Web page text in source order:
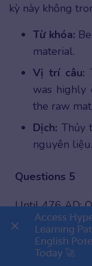
kỳ này không
Từ khóa:
material.
Vị trí câu:
was highly
the raw
Dịch: Thủy
nguyên liệu.
Questions 5
Until 476 AD:
knew how to
👉
Access
Learning
English
Today 🚀